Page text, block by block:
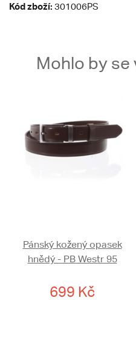
Kód zboží: 301006PS
Mohlo by se
Pánský kožený opasek
hnědý - PB Westr 95
699 Kč